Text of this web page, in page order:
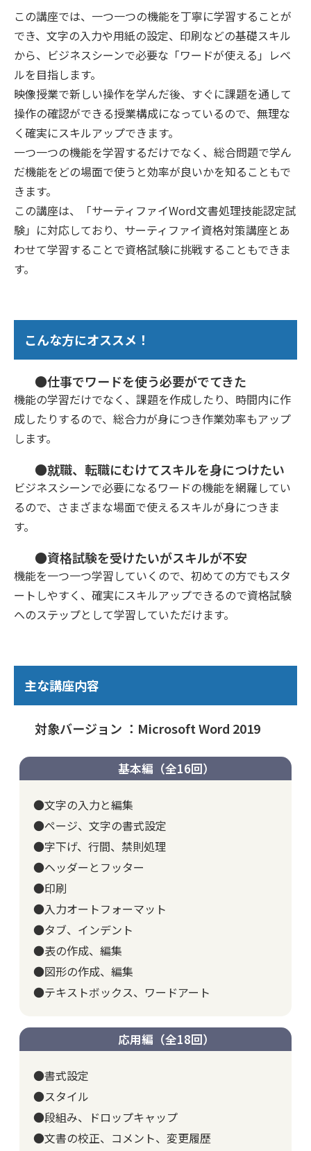
この講座では、一つ一つの機能を丁寧に学習することが
でき、文字の入力や用紙の設定、印刷などの基礎スキル
から、ビジネスシーンで必要な「ワードが使える」レベ
ルを目指します。
映像授業で新しい操作を学んだ後、すぐに課題を通して
操作の確認ができる授業構成になっているので、無理な
く確実にスキルアップできます。
一つ一つの機能を学習するだけでなく、総合問題で学ん
だ機能をどの場面で使うと効率が良いかを知ることもで
きます。
この講座は、「サーティファイWord文書処理技能認定試
験」に対応しており、サーティファイ資格対策講座とあ
わせて学習することで資格試験に挑戦することもできま
す。
こんな方にオススメ！
●仕事でワードを使う必要がでてきた
機能の学習だけでなく、課題を作成したり、時間内に作
成したりするので、総合力が身につき作業効率もアップ
します。
●就職、転職にむけてスキルを身につけたい
ビジネスシーンで必要になるワードの機能を網羅してい
るので、さまざまな場面で使えるスキルが身につきま
す。
●資格試験を受けたいがスキルが不安
機能を一つ一つ学習していくので、初めての方でもスタ
ートしやすく、確実にスキルアップできるので資格試験
へのステップとして学習していただけます。
主な講座内容
対象バージョン ：Microsoft Word 2019
基本編（全16回）
●文字の入力と編集
●ページ、文字の書式設定
●字下げ、行間、禁則処理
●ヘッダーとフッター
●印刷
●入力オートフォーマット
●タブ、インデント
●表の作成、編集
●図形の作成、編集
●テキストボックス、ワードアート
応用編（全18回）
●書式設定
●スタイル
●段組み、ドロップキャップ
●文書の校正、コメント、変更履歴